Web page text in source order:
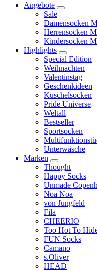
Angebote
Sale
Damensocken
Herrensocken
Kindersocken
Highlights
Special Edition
Weihnachten
Valentinstag
Geschenkideen
Kuschelsocken
Pride Universe
Weltall
Bestseller
Sportsocken
Unterwäsche
Marken
Thought
Happy Socks
Unmade
Noa Noa
von Jungfeld
Fila
CHEERIO
Too Hot To
FUN Socks
Camano
s.Oliver
HEAD